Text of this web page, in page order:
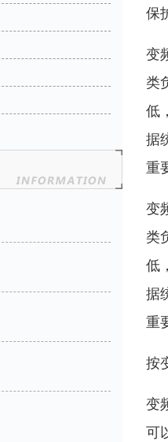
保
变
类
低
据
重
变
类
低
据
重
按
变
可